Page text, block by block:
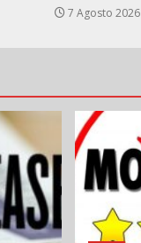
7 Agosto 2026